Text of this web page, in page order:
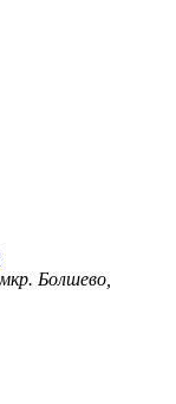
Болшево,